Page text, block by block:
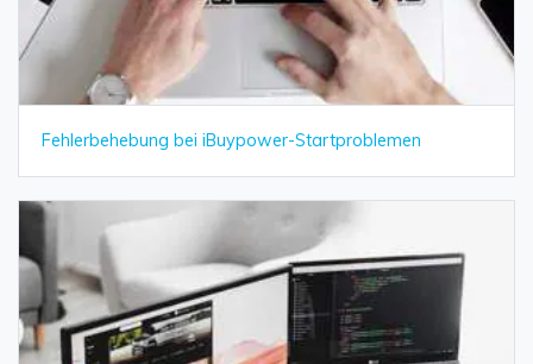
Fehlerbehebung bei iBuypower-Startproblemen